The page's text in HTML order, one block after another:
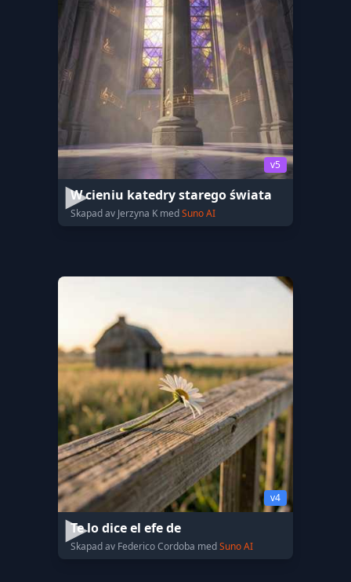
v5
W cieniu katedry starego świata
Skapad av Jerzyna K medSuno AI
v4
Te lo dice el efe de
Skapad av Federico Cordoba medSuno AI